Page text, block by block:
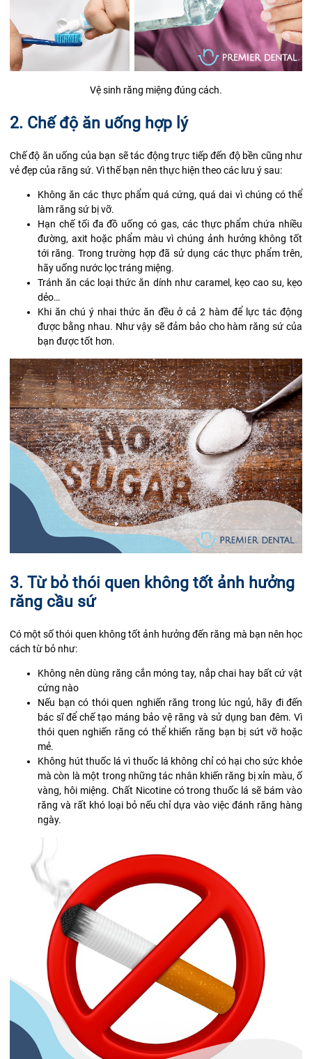
Vệ sinh răng miệng đúng cách.
2. Chế độ ăn uống hợp lý
Chế độ ăn uống của bạn sẽ tác động trực tiếp đến độ bền cũng như
vẻ đẹp của răng sứ. Vì thế bạn nên thực hiện theo các lưu ý sau:
Không ăn các thực phẩm quá cứng, quá dai vì chúng có thể
làm răng sứ bị vỡ.
Hạn chế tối đa đồ uống có gas, các thực phẩm chứa nhiều
đường, axit hoặc phẩm màu vì chúng ảnh hưởng không tốt
tới răng. Trong trường hợp đã sử dụng các thực phẩm trên,
hãy uống nước lọc tráng miệng.
Tránh ăn các loại thức ăn dính như caramel , kẹo cao su, kẹo
dẻo…
Khi ăn chú ý nhai thức ăn đều ở cả 2 hàm để lực tác động
được bằng nhau. Như vậy sẽ đảm bảo cho hàm răng sứ của
bạn được tốt hơn.
3. Từ bỏ thói quen không tốt ảnh hưởng
răng cầu sứ
Có một số thói quen không tốt ảnh hưởng đến răng mà bạn nên học
cách từ bỏ như:
Không nên dùng răng cắn móng tay, nắp chai hay bất cứ vật
cứng nào
Nếu bạn có thói quen nghiến răng trong lúc ngủ, hãy đi đến
bác sĩ để chế tạo máng bảo vệ răng và sử dụng ban đêm. Vì
thói quen nghiến răng có thể khiến răng bạn bị sứt vỡ hoặc
mẻ.
Không hút thuốc lá vì thuốc lá không chỉ có hại cho sức khỏe
mà còn là một trong những tác nhân khiến răng bị xỉn màu, ố
vàng, hôi miệng. Chất Nicotine có trong thuốc lá sẽ bám vào
răng và rất khó loại bỏ nếu chỉ dựa vào việc đánh răng hàng
ngày.